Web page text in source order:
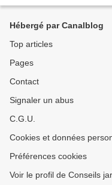
Hébergé par Canalblog
Top articles
Pages
Contact
Signaler un abus
C.G.U.
Cookies et données
Préférences cookies
Voir le profil de Conseils